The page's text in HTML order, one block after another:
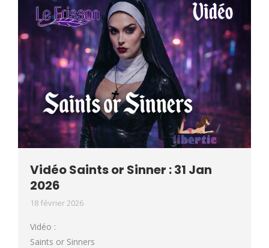
Vidéo Saints or Sinner : 31 Jan
2026
18 février 2026
Vidéo :
Saints or Sinners